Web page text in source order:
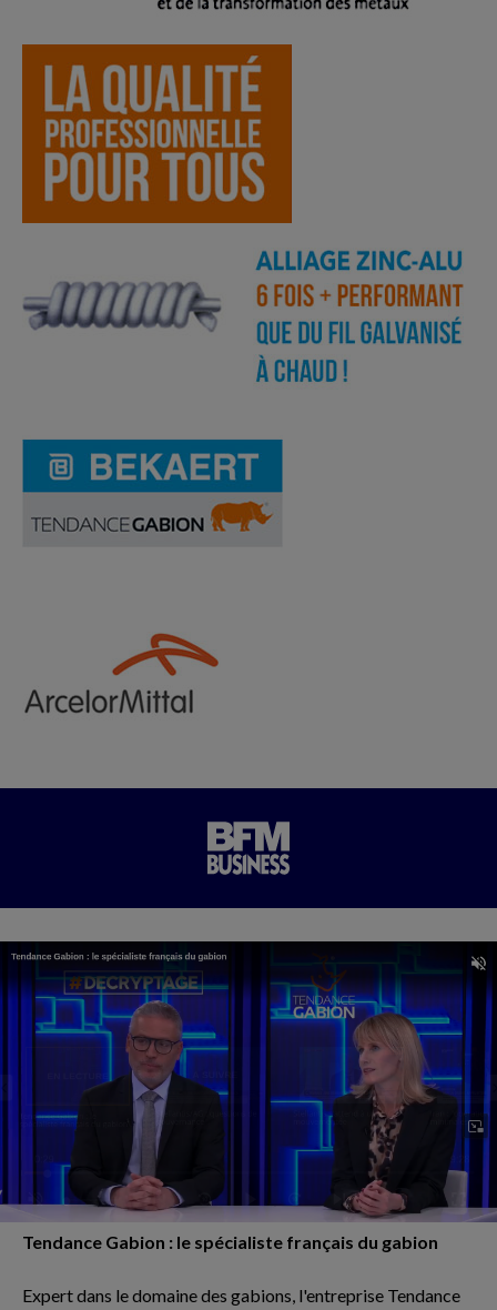
Tendance Gabion : le spécialiste français du gabion
Expert dans le domaine des gabions, l'entreprise Tendance